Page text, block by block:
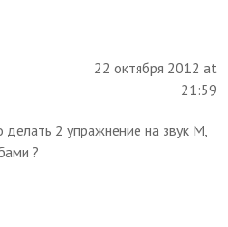
22 октября 2012 at
21:59
делать 2 упражнение на звук М,
?